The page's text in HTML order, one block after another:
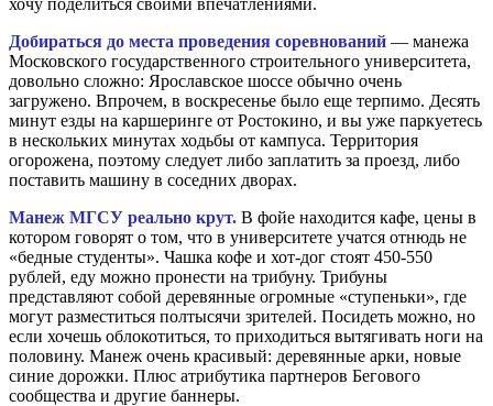
Добираться до места проведения соревнований — манежа
Московского государственного строительного университета,
довольно сложно: Ярославское шоссе обычно очень
загружено. Впрочем, в воскресенье было еще терпимо. Десять
минут езды на каршеринге от Ростокино, и вы уже паркуетесь
в нескольких минутах ходьбы от кампуса. Территория
огорожена, поэтому следует либо заплатить за проезд, либо
поставить машину в соседних дворах.
Манеж МГСУ реально крут. В фойе находится кафе, цены в
котором говорят о том, что в университете учатся отнюдь не
«бедные студенты». Чашка кофе и хот-дог стоят 450-550
рублей, еду можно пронести на трибуну. Трибуны
представляют собой деревянные огромные «ступеньки», где
могут разместиться полтысячи зрителей. Посидеть можно, но
если хочешь облокотиться, то приходиться вытягивать ноги на
половину. Манеж очень красивый: деревянные арки, новые
синие дорожки. Плюс атрибутика партнеров Бегового
сообщества и другие баннеры.